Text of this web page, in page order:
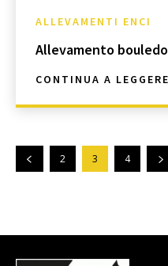
ALLEVAMENTI ENCI
Allevamento
CONTINUA A LEGGERE
2 3 4